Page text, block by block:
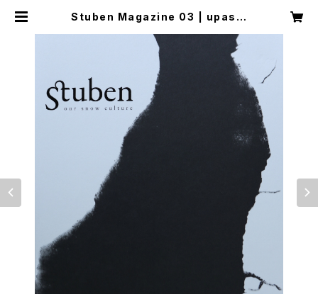
Stuben Magazine 03 | upas b